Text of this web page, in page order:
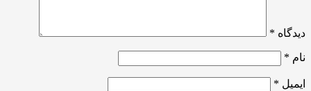
دیدگاه *
نام *
ایمیل *